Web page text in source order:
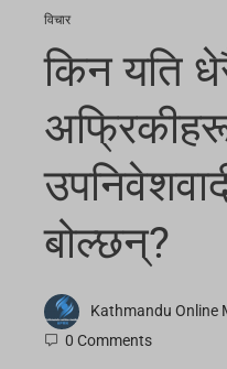
विचार
किन यति
बोल्छन्?
Kathmandu Online
0 Comments